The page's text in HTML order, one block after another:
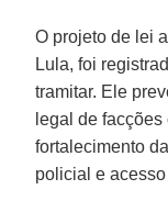
O projeto de lei
Lula, foi
tramitar. Ele
legal de
fortalecimento
policial e